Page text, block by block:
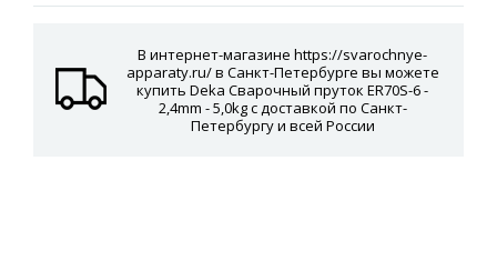
В интернет-магазине https://svarochnye-
apparaty.ru/ в Санкт-Петербурге вы можете
купить Deka Сварочный пруток ER70S-6 -
2,4mm - 5,0kg с доставкой по Санкт-
Петербургу и всей России